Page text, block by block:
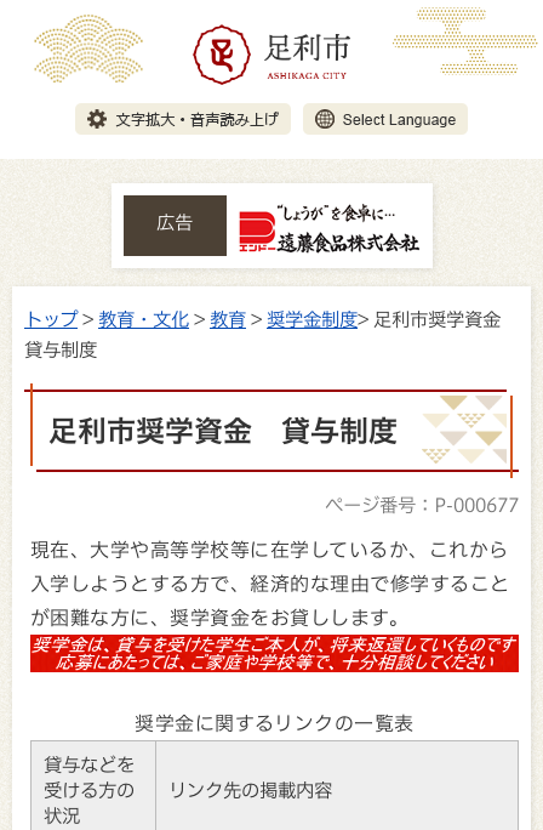
広告
トップ> 教育・文化 > 教育 > 奨学金制度> 足利市奨学資金
貸与制度
足利市奨学資金 貸与制度
ページ番号：P-000677
現在、大学や高等学校等に在学しているか、これから
入学しようとする方で、経済的な理由で修学すること
が困難な方に、奨学資金をお貸しします。
奨学金に関するリンクの一覧表
貸与などを
受ける方の
状況
リンク先の掲載内容